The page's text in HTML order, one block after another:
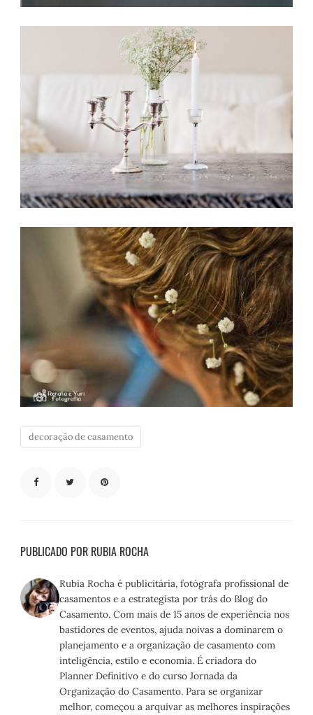
decoração de casamento
PUBLICADO POR RUBIA ROCHA
Rubia Rocha é publicitária, fotógrafa profissional de
casamentos e a estrategista por trás do Blog do
Casamento. Com mais de 15 anos de experiência nos
bastidores de eventos, ajuda noivas a dominarem o
planejamento e a organização de casamento com
inteligência, estilo e economia. É criadora do
Planner Definitivo e do curso Jornada da
Organização do Casamento. Para se organizar
melhor, começou a arquivar as melhores inspirações